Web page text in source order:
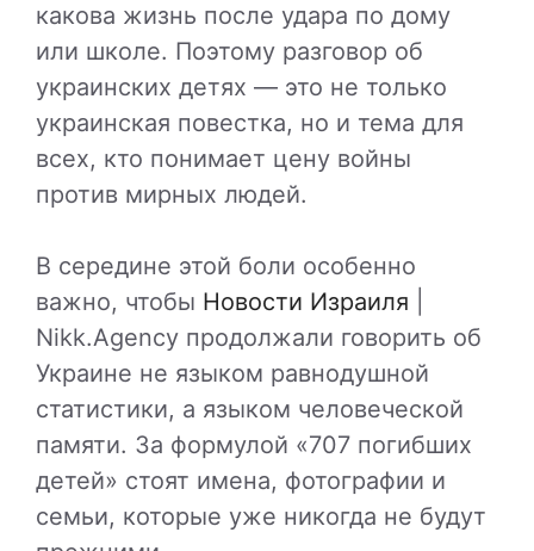
какова жизнь после удара по дому
или школе. Поэтому разговор об
украинских детях — это не только
украинская повестка, но и тема для
всех, кто понимает цену войны
против мирных людей.
В середине этой боли особенно
важно, чтобы Новости Израиля
Nikk.Agency продолжали говорить об
Украине не языком равнодушной
статистики, а языком человеческой
памяти. За формулой «707 погибших
детей» стоят имена, фотографии и
семьи, которые уже никогда не будут